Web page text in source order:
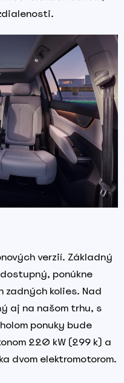
verzií. Základný
ponúkne
zadných kolies. Nad
aj na našom trhu, s
ponuky bude
220 kW (299 k) a
dvom elektromotorom.